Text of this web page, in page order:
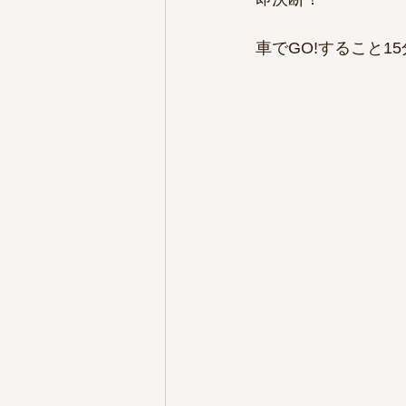
車でGO!すること15